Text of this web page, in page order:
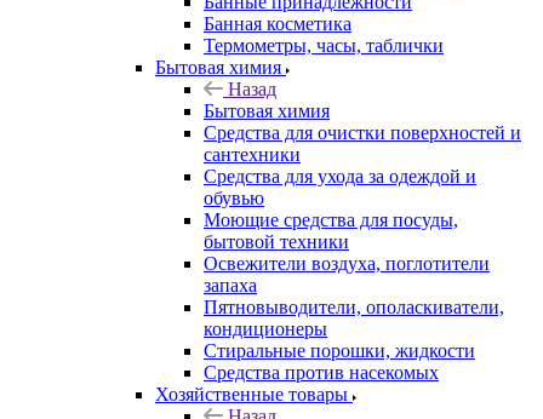
Банная косметика
Термометры, часы, таблички
Бытовая химия
Назад
Бытовая химия
Средства для очистки поверхностей и
сантехники
Средства для ухода за одеждой и
обувью
Моющие средства для посуды,
бытовой техники
Освежители воздуха, поглотители
запаха
Пятновыводители, ополаскиватели,
кондиционеры
Стиральные порошки, жидкости
Средства против насекомых
Хозяйственные товары